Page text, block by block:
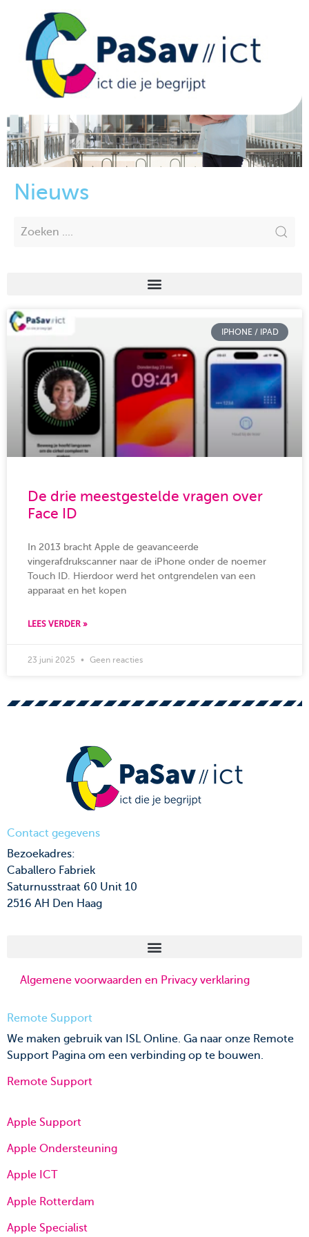
Nieuws
IPHONE / IPAD
De drie meestgestelde vragen over
Face ID
In 2013 bracht Apple de geavanceerde
vingerafdrukscanner naar de iPhone onder de noemer
Touch ID. Hierdoor werd het ontgrendelen van een
apparaat en het kopen
LEES VERDER »
23 juni 2025 Geen reacties
Contact gegevens
Bezoekadres:
Caballero Fabriek
Saturnusstraat 60 Unit 10
2516 AH Den Haag
Algemene voorwaarden en Privacy verklaring
Remote Support
We maken gebruik van ISL Online. Ga naar onze Remote
Support Pagina om een verbinding op te bouwen.
Remote Support
Apple Support
Apple Ondersteuning
Apple ICT
Apple Rotterdam
Apple Specialist